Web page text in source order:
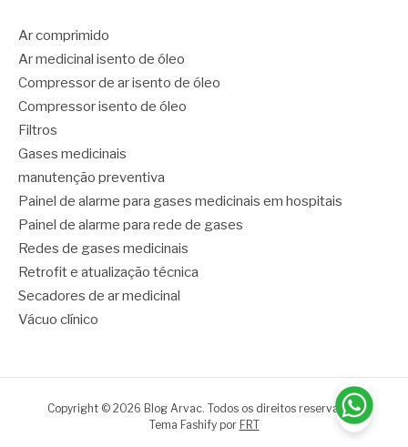
Ar comprimido
Ar medicinal isento de óleo
Compressor de ar isento de óleo
Compressor isento de óleo
Filtros
Gases medicinais
manutenção preventiva
Painel de alarme para gases medicinais em hospitais
Painel de alarme para rede de gases
Redes de gases medicinais
Retrofit e atualização técnica
Secadores de ar medicinal
Vácuo clínico
Copyright © 2026 Blog Arvac. Todos os direitos reservados.
Tema Fashify por FRT